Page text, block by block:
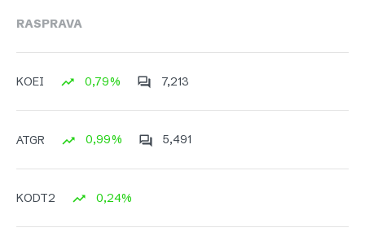
RASPRAVA
KOEI 0,79% 7,213
ATGR 0,99% 5,491
KODT2 0,24%